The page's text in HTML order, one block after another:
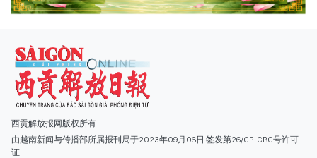
阮克强、陈嘉宝
主编: 阮玉英
社址: 胡志明市棋盘坊阮氏明开街432-434号
总台: (028) 39294091 - 转 060
电子信箱